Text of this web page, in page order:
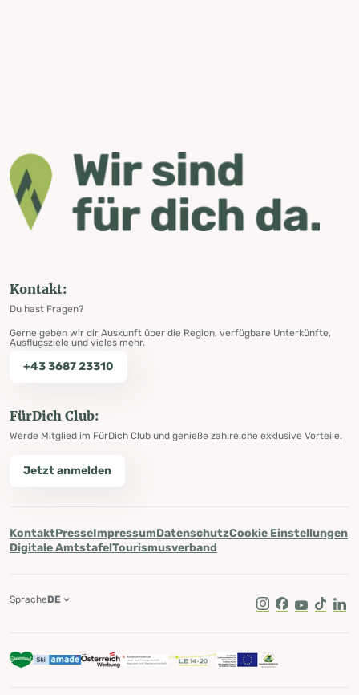
Kontakt:
Du hast Fragen?
Gerne geben wir dir Auskunft über die Region, verfügbare Unterkünfte,
Ausflugsziele und vieles mehr.
+43 3687 23310
FürDich Club:
Werde Mitglied im FürDich Club und genieße zahlreiche exklusive Vorteile.
Jetzt anmelden
KontaktPresseImpressumDatenschutzCookie Einstellungen
Digitale AmtstafelTourismusverband
Instagram
Facebook
Youtube
Tik Tok
SpracheDE